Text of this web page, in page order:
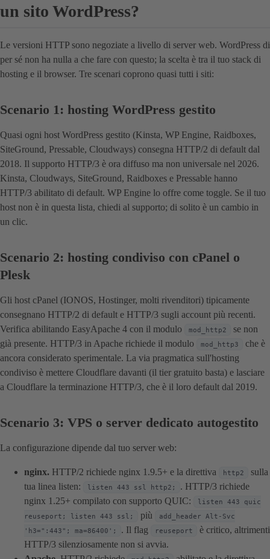
un sito WordPress?
Le versioni HTTP sono negoziate a livello di server web. WordPress di
per sé non ha nulla a che fare con questo; la scelta è tra il tuo stack di
hosting e il browser. Tre scenari coprono quasi tutti i siti:
Scenario 1: hosting WordPress gestito
Quasi ogni host WordPress gestito (Kinsta, WP Engine, Raidboxes,
SiteGround, Pressable, Cloudways) consegna HTTP/2 di default dal
2018. Il supporto HTTP/3 è ora diffuso ma non universale nel 2026.
Kinsta, Cloudways, SiteGround, Raidboxes e Pressable hanno
HTTP/3 abilitato di default. WP Engine lo offre come toggle. Se il tuo
host non è in questa lista, chiedi al supporto; di solito è un cambio in
un clic.
Scenario 2: hosting condiviso con cPanel o
Plesk
Gli host cPanel (IONOS, Hostinger, molti rivenditori) tipicamente
consegnano HTTP/2 di default e HTTP/3 sugli account più recenti.
Verifica abilitando EasyApache 4 con il modulo
mod_http2
se non
già presente. HTTP/3 in Apache richiede il modulo
mod_http3
che è
ancora considerato sperimentale. La via pragmatica sull'hosting
condiviso è mettere Cloudflare davanti (il tier gratuito basta) e lasciare
a Cloudflare la terminazione HTTP/3, che è il loro default dal 2019.
Scenario 3: VPS o server dedicato autogestito
La configurazione dipende dal tuo server web:
nginx. HTTP/2 richiede nginx 1.9.5+ e la direttiva http2
sulla
tua linea listen:
listen 443 ssl http2;
. HTTP/3 richiede
nginx 1.25+ compilato con supporto QUIC:
listen 443 quic
reuseport; listen 443 ssl;
più
add_header Alt-Svc
'h3=":443"; ma=86400';
. Il flag reuseport
è critico, altrimenti
HTTP/3 silenziosamente non si avvia.